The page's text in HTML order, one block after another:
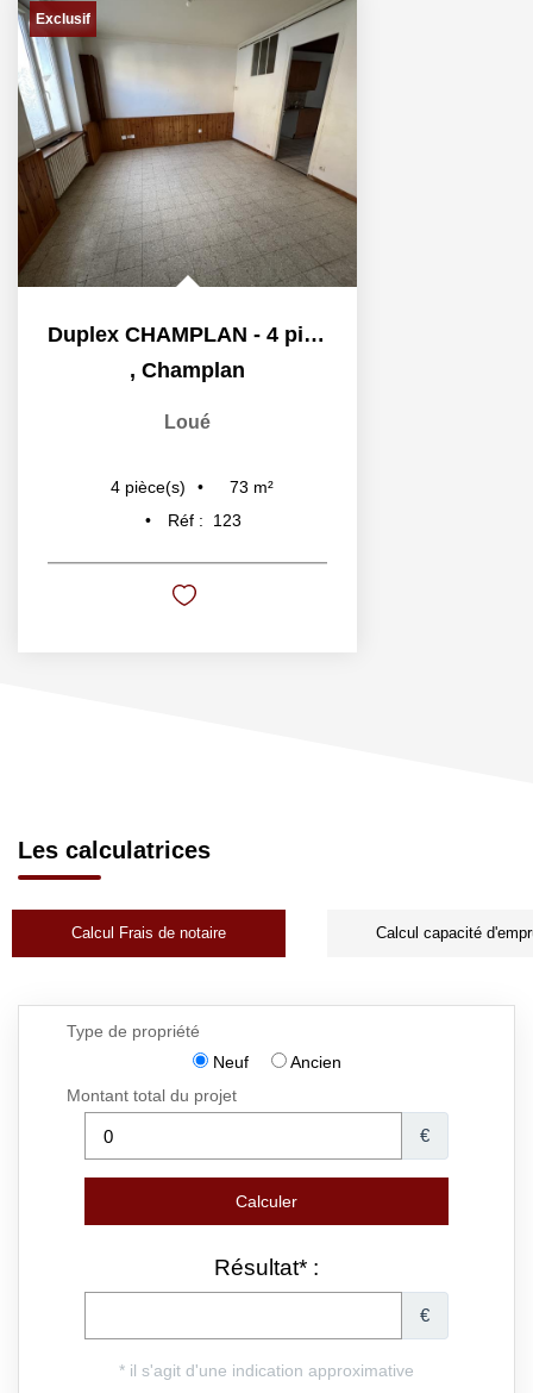
Exclusif
Duplex CHAMPLAN - 4 pièce(s) - 72.52 m2
, Champlan
Loué
4 pièce(s) 73 m²
Réf :
123
Les calculatrices
Calcul Frais de notaire Calcul capacité